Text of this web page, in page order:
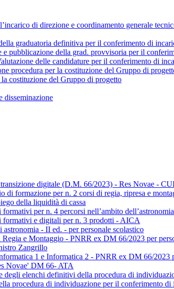
di direzione e coordinamento generale
graduatoria definitiva per il conferimento di
e pubblicazione della grad. provvisoria per il
delle candidature per il conferimento di
procedura per la costituzione del Gruppo di
costituzione del Gruppo di progetto
disseminazione
digitale (D.M. 66/2023) - Res Novae -
di formazione per n. 2 corsi di regia, ripresa e
della liquidità di cassa
per n. 4 percorsi nell’ambito
formativi e digitali per n. 3 prodotti - AICA
- II ed. - per personale scolastico
e Montaggio - PNRR ex DM 66/2023 per
Zangrillo
1 e Informatica 2 - PNRR ex DM 66/2023
Novae' DM 66- ATA
degli elenchi definitivi della procedura di
procedura di individuazione per il conferimento